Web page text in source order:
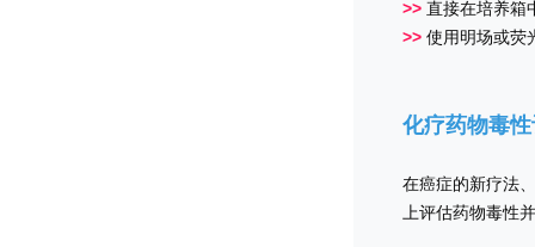
>> 直接在培养箱
>> 使用明场或荧
化疗药物毒
在癌症的新疗法
上评估药物毒性